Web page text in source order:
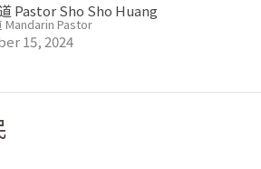
Pastor Sho Sho Huang
Mandarin Pastor
15, 2024